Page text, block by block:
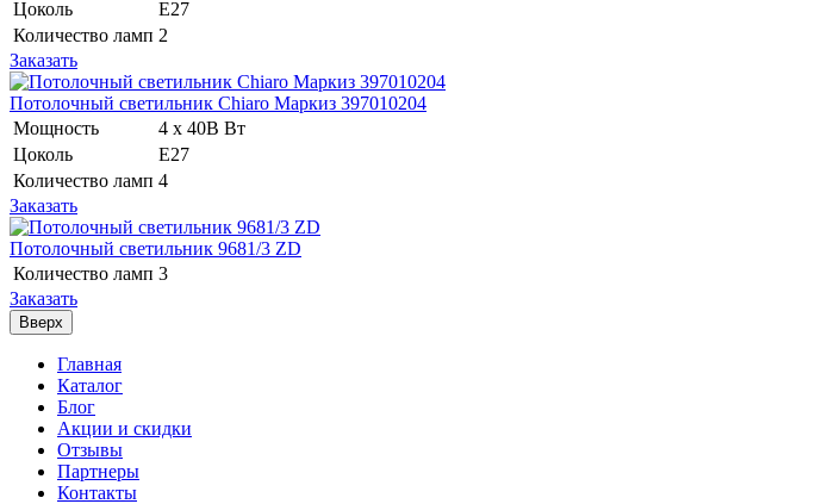
Цоколь
E27
Количество ламп 2
Заказать
Потолочный светильник Chiaro Маркиз 397010204
Мощность
4 x 40В Вт
Цоколь
E27
Количество ламп 4
Заказать
Потолочный светильник 9681/3 ZD
Количество ламп 3
Заказать
Вверх
Главная
Каталог
Блог
Акции и скидки
Отзывы
Партнеры
Контакты